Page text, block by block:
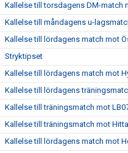
Kallelse till torsdagens DM-match
Kallelse till måndagens u-
Kallelse till lördagens match mot
Stryktipset
Kallelse till lördagens match mot
Kallelse till lördagens
Kallelse till träningsmatch mot
Kallelse till träningsmatch mot
Kallelse till lördagens match mot